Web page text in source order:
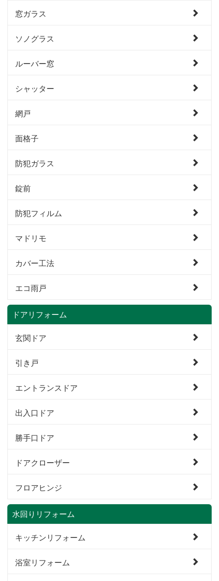
窓ガラス
ソノグラス
ルーバー窓
シャッター
網戸
面格子
防犯ガラス
錠前
防犯フィルム
マドリモ
カバー工法
エコ雨戸
ドアリフォーム
玄関ドア
引き戸
エントランスドア
出入口ドア
勝手口ドア
ドアクローザー
フロアヒンジ
水回りリフォーム
キッチンリフォーム
浴室リフォーム